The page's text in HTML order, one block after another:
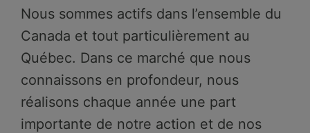
Nous sommes actifs dans l’ensemble du
Canada et tout particulièrement au
Québec. Dans ce marché que nous
connaissons en profondeur, nous
réalisons chaque année une part
importante de notre action et de nos